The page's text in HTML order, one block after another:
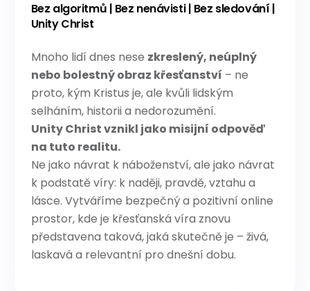
Bez algoritmů | Bez nenávisti | Bez sledování |
Unity Christ
Mnoho lidí dnes nese zkreslený, neúplný
nebo bolestný obraz křesťanství – ne
proto, kým Kristus je, ale kvůli lidským
selháním, historii a nedorozumění.
Unity Christ vznikl jako misijní odpověď
na tuto realitu.
Ne jako návrat k náboženství, ale jako návrat
k podstatě víry: k naději, pravdě, vztahu a
lásce. Vytváříme bezpečný a pozitivní online
prostor, kde je křesťanská víra znovu
představena taková, jaká skutečně je – živá,
laskavá a relevantní pro dnešní dobu.